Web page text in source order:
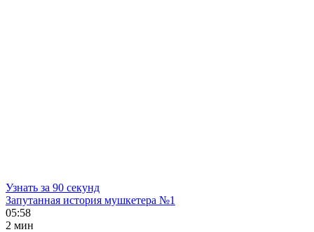
Узнать за 90 секунд
Запутанная история мушкетера №1
05:58
2 мин